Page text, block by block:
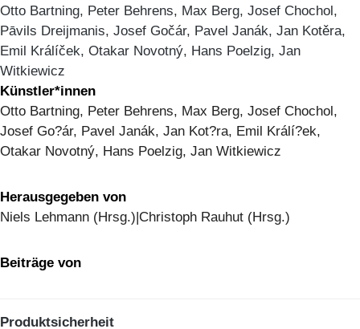
Otto Bartning, Peter Behrens, Max Berg, Josef Chochol,
Pāvils Dreijmanis, Josef Gočár, Pavel Janák, Jan Kotěra,
Emil Králíček, Otakar Novotný, Hans Poelzig, Jan
Witkiewicz
Künstler*innen
Otto Bartning, Peter Behrens, Max Berg, Josef Chochol,
Josef Go?ár, Pavel Janák, Jan Kot?ra, Emil Králí?ek,
Otakar Novotný, Hans Poelzig, Jan Witkiewicz
Herausgegeben von
Niels Lehmann (Hrsg.)|Christoph Rauhut (Hrsg.)
Beiträge von
Produktsicherheit